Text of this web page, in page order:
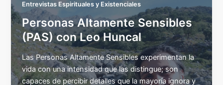
Entrevistas Espirituales y Existenciales
Personas Altamente Sensibles
(PAS) con Leo Huncal
Las Personas Altamente Sensibles experimentan la
vida con una intensidad que las distingue; son
capaces de percibir detalles que la mayoría ignora y